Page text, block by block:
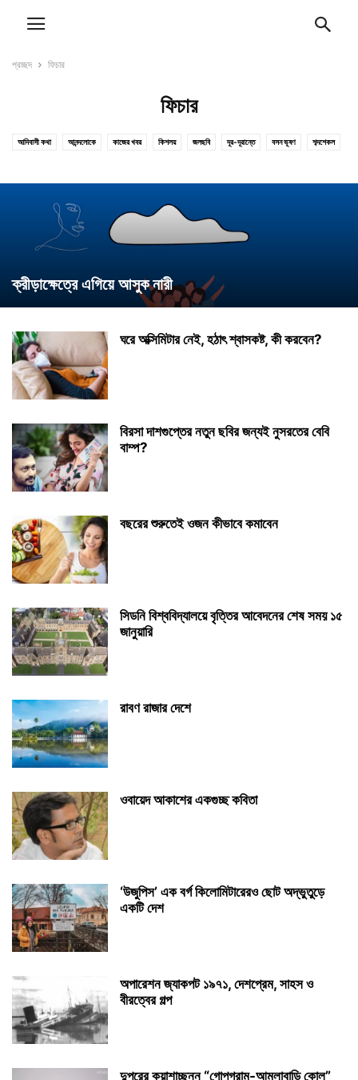
প্রচ্ছদ ফিচার
ফিচার
আদিবাসী কথা আনন্দলোকে কাজের খবর কিশলয় জলছবি দূর-দূরান্তে বসন ভূষণ শব্দশেকল
ক্রীড়াক্ষেত্রে এগিয়ে আসুক নারী
ঘরে অক্সিমিটার নেই, হঠাৎ শ্বাসকষ্ট, কী করবেন?
বিরসা দাশগুপ্তের নতুন ছবির জন্যই নুসরতের বেবি
বাম্প?
বছরের শুরুতেই ওজন কীভাবে কমাবেন
সিডনি বিশ্ববিদ্যালয়ে বৃত্তির আবেদনের শেষ সময় ১৫
জানুয়ারি
রাবণ রাজার দেশে
ওবায়েদ আকাশের একগুচ্ছ কবিতা
‘উজুপিস’ এক বর্গ কিলোমিটারেরও ছোট অদ্ভুতুড়ে
একটি দেশ
অপারেশন জ্যাকপট ১৯৭১, দেশপ্রেম, সাহস ও
বীরত্বের গল্প
দুপুরের কুয়াশাচ্ছন্ন “গোপগ্রাম-আমলাবাড়ি কোল”